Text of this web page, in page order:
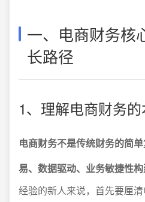
一、电商财务核
长路径
1、理解电商财务
电商财务不是传统财务的简
易、数据驱动、业务敏捷性构
经验的新人来说，首先要厘